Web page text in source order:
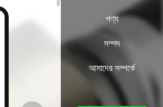
পণ্য
সম্পদ
আমাদের সম্পর্কে